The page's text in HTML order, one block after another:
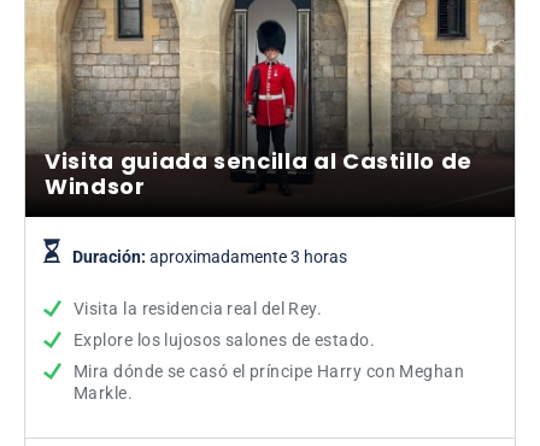
Visita guiada sencilla al Castillo de
Windsor
Duración: aproximadamente 3 horas
Visita la residencia real del Rey.
Explore los lujosos salones de estado.
Mira dónde se casó el príncipe Harry con Meghan
Markle.